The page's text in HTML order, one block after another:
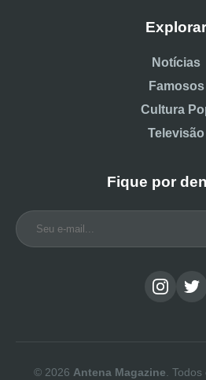
Explorar
Notícias
Famosos
Cultura
Televisão
Fique por
© 2026 Antena Magazine .